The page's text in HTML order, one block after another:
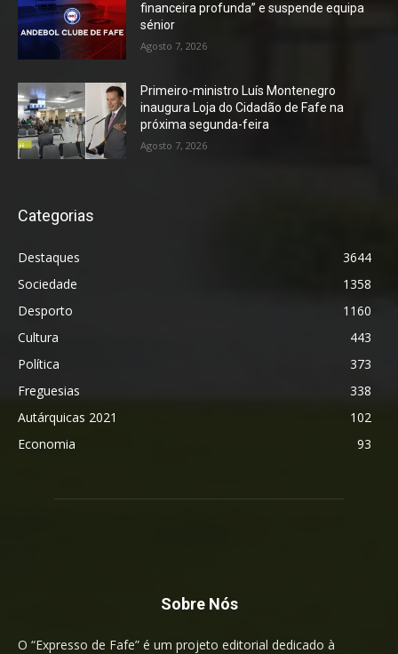
financeira profunda” e suspende equipa
sénior
Agosto 7, 2026
Primeiro-ministro Luís Montenegro
inaugura Loja do Cidadão de Fafe na
próxima segunda-feira
Agosto 7, 2026
Categorias
Destaques
3644
Sociedade
1358
Desporto
1160
Cultura
443
Política
373
Freguesias
338
Autárquicas 2021
102
Economia
93
Sobre Nós
O “Expresso de Fafe” é um projeto editorial dedicado à